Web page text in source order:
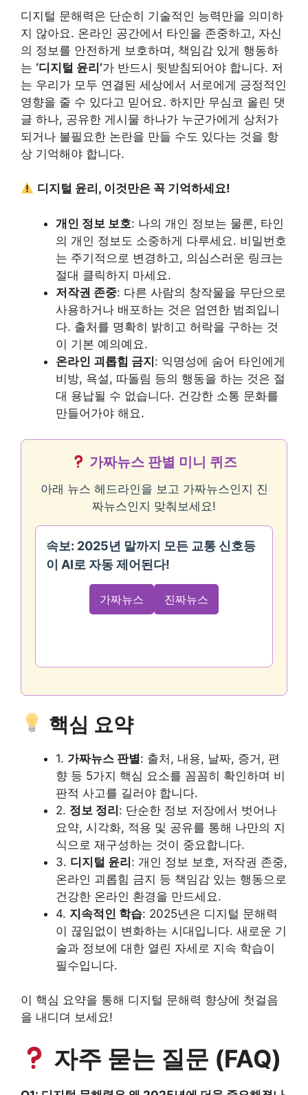
디지털 문해력은 단순히 기술적인 능력만을 의미하
지 않아요. 온라인 공간에서 타인을 존중하고, 자신
의 정보를 안전하게 보호하며, 책임감 있게 행동하
는 ‘디지털 윤리’가 반드시 뒷받침되어야 합니다. 저
는 우리가 모두 연결된 세상에서 서로에게 긍정적인
영향을 줄 수 있다고 믿어요. 하지만 무심코 올린 댓
글 하나, 공유한 게시물 하나가 누군가에게 상처가
되거나 불필요한 논란을 만들 수도 있다는 것을 항
상 기억해야 합니다.
디지털 윤리, 이것만은 꼭 기억하세요!
개인 정보 보호: 나의 개인 정보는 물론, 타인
의 개인 정보도 소중하게 다루세요. 비밀번호
는 주기적으로 변경하고, 의심스러운 링크는
절대 클릭하지 마세요.
저작권 존중: 다른 사람의 창작물을 무단으로
사용하거나 배포하는 것은 엄연한 범죄입니
다. 출처를 명확히 밝히고 허락을 구하는 것
이 기본 예의예요.
온라인 괴롭힘 금지: 익명성에 숨어 타인에게
비방, 욕설, 따돌림 등의 행동을 하는 것은 절
대 용납될 수 없습니다. 건강한 소통 문화를
만들어가야 해요.
가짜뉴스 판별 미니 퀴즈
아래 뉴스 헤드라인을 보고 가짜뉴스인지 진
짜뉴스인지 맞춰보세요!
속보: 2025년 말까지 모든 교통 신호등
이 AI로 자동 제어된다!
가짜뉴스 진짜뉴스
핵심 요약
1. 가짜뉴스 판별: 출처, 내용, 날짜, 증거, 편
향 등 5가지 핵심 요소를 꼼꼼히 확인하며 비
판적 사고를 길러야 합니다.
2. 정보 정리: 단순한 정보 저장에서 벗어나
요약, 시각화, 적용 및 공유를 통해 나만의 지
식으로 재구성하는 것이 중요합니다.
3. 디지털 윤리: 개인 정보 보호, 저작권 존중,
온라인 괴롭힘 금지 등 책임감 있는 행동으로
건강한 온라인 환경을 만드세요.
4. 지속적인 학습: 2025년은 디지털 문해력
이 끊임없이 변화하는 시대입니다. 새로운 기
술과 정보에 대한 열린 자세로 지속 학습이
필수입니다.
이 핵심 요약을 통해 디지털 문해력 향상에 첫걸음
을 내디뎌 보세요!
자주 묻는 질문 (FAQ)